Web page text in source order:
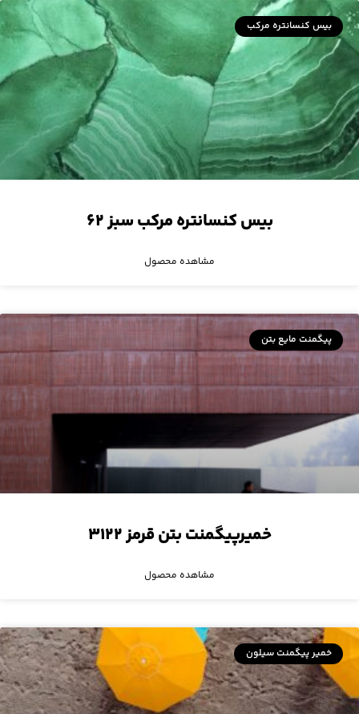
بیس کنسانتره مرکب
بیس کنسانتره مرکب سبز ۶۲
مشاهده محصول
پیگمنت مایع بتن
خمیرپیگمنت بتن قرمز ۳۱۲۲
مشاهده محصول
خمیر پیگمنت سیلون